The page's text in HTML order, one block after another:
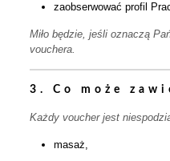
zaobserwować profil
Miło będzie, jeśli oznaczą
vouchera.
3. Co może
Każdy voucher jest
masaż,